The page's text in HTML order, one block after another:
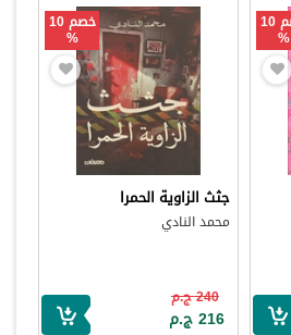
خصم 10
%
خصم 10
%
جثث الزاوية الحمرا
محمد النادي
240 ج.م
216 ج.م